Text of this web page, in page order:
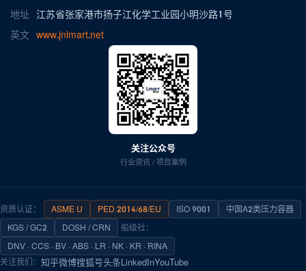
地址 江苏省张家港市扬子江化学工业园小明沙路1号
英文 www.jnlmart.net
关注公众号
行业资讯 / 项目案例
资质认证： ASME U PED 2014/68/EU ISO 9001
中国A2类压力容器
KGS / GC2
DOSH / CRN
船级社：
DNV · CCS · BV · ABS · LR · NK · KR · RINA
关注我们： 知乎微博搜狐号头条LinkedInYouTube